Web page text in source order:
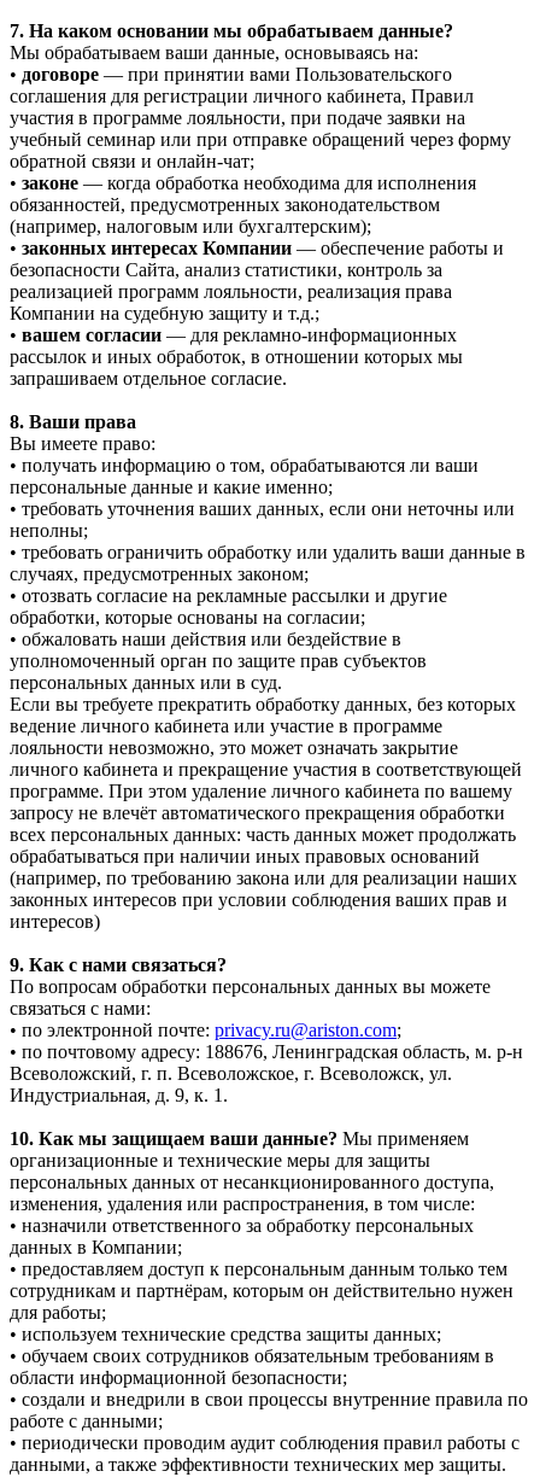
7. На каком основании мы обрабатываем данные?
Мы обрабатываем ваши данные, основываясь на:
• договоре — при принятии вами Пользовательского
соглашения для регистрации личного кабинета, Правил
участия в программе лояльности, при подаче заявки на
учебный семинар или при отправке обращений через форму
обратной связи и онлайн-чат;
• законе — когда обработка необходима для исполнения
обязанностей, предусмотренных законодательством
(например, налоговым или бухгалтерским);
• законных интересах Компании — обеспечение работы и
безопасности Сайта, анализ статистики, контроль за
реализацией программ лояльности, реализация права
Компании на судебную защиту и т.д.;
• вашем согласии — для рекламно-информационных
рассылок и иных обработок, в отношении которых мы
запрашиваем отдельное согласие.
8. Ваши права
Вы имеете право:
• получать информацию о том, обрабатываются ли ваши
персональные данные и какие именно;
• требовать уточнения ваших данных, если они неточны или
неполны;
• требовать ограничить обработку или удалить ваши данные в
случаях, предусмотренных законом;
• отозвать согласие на рекламные рассылки и другие
обработки, которые основаны на согласии;
• обжаловать наши действия или бездействие в
уполномоченный орган по защите прав субъектов
персональных данных или в суд.
Если вы требуете прекратить обработку данных, без которых
ведение личного кабинета или участие в программе
лояльности невозможно, это может означать закрытие
личного кабинета и прекращение участия в соответствующей
программе. При этом удаление личного кабинета по вашему
запросу не влечёт автоматического прекращения обработки
всех персональных данных: часть данных может продолжать
обрабатываться при наличии иных правовых оснований
(например, по требованию закона или для реализации наших
законных интересов при условии соблюдения ваших прав и
интересов)
9. Как с нами связаться?
По вопросам обработки персональных данных вы можете
связаться с нами:
• по электронной почте: privacy.ru@ariston.com;
• по почтовому адресу: 188676, Ленинградская область, м. р-н
Всеволожский, г. п. Всеволожское, г. Всеволожск, ул.
Индустриальная, д. 9, к. 1.
10. Как мы защищаем ваши данные? Мы применяем
организационные и технические меры для защиты
персональных данных от несанкционированного доступа,
изменения, удаления или распространения, в том числе:
• назначили ответственного за обработку персональных
данных в Компании;
• предоставляем доступ к персональным данным только тем
сотрудникам и партнёрам, которым он действительно нужен
для работы;
• используем технические средства защиты данных;
• обучаем своих сотрудников обязательным требованиям в
области информационной безопасности;
• создали и внедрили в свои процессы внутренние правила по
работе с данными;
• периодически проводим аудит соблюдения правил работы с
данными, а также эффективности технических мер защиты.